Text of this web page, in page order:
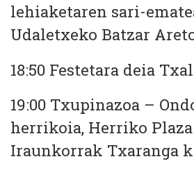
lehiaketaren sari-
Udaletxeko Batzar
18:50 Festetara deia
19:00 Txupinazoa –
herrikoia, Herriko
Iraunkorrak Txaranga